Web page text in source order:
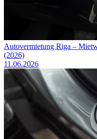
Autovermietung Riga –
(2026)
11.06.2026